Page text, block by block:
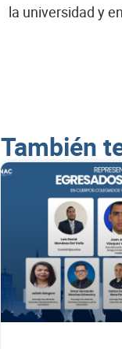
la universidad y
También